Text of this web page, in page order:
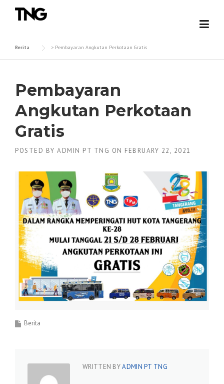
Berita > Pembayaran Angkutan Perkotaan Gratis
Pembayaran
Angkutan Perkotaan
Gratis
POSTED BY ADMIN PT TNG ON FEBRUARY 22, 2021
Berita
WRITTEN BYADMIN PT TNG